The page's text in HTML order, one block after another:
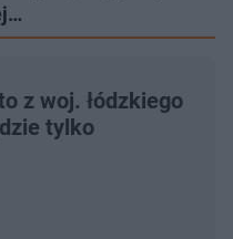
z woj. łódzkiego
tylko